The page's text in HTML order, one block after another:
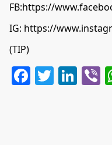
FB:https://
IG: https://
(TIP)